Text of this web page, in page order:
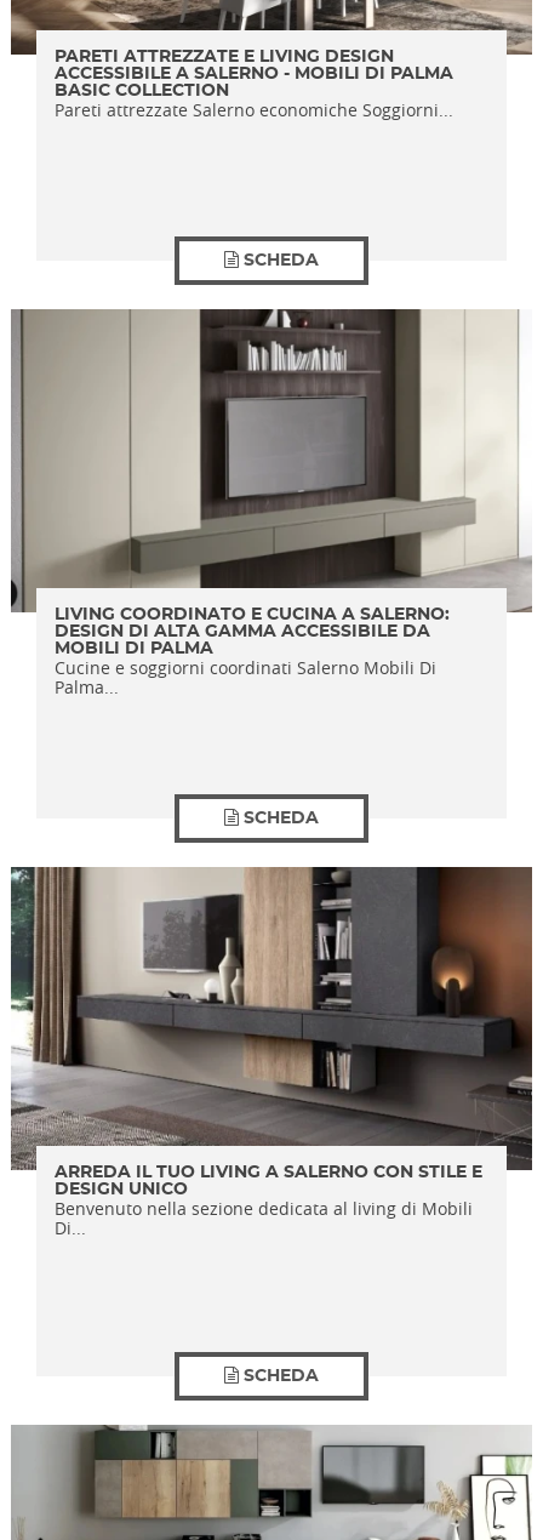
PARETI ATTREZZATE E LIVING DESIGN
ACCESSIBILE A SALERNO - MOBILI DI PALMA
BASIC COLLECTION
Pareti attrezzate Salerno economiche Soggiorni...
SCHEDA
LIVING COORDINATO E CUCINA A SALERNO:
DESIGN DI ALTA GAMMA ACCESSIBILE DA
MOBILI DI PALMA
Cucine e soggiorni coordinati Salerno Mobili Di
Palma...
SCHEDA
ARREDA IL TUO LIVING A SALERNO CON STILE E
DESIGN UNICO
Benvenuto nella sezione dedicata al living di Mobili
Di...
SCHEDA